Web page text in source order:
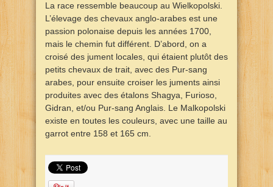
La race ressemble beaucoup au Wielkopolski.
L’élevage des chevaux anglo-arabes est une
passion polonaise depuis les années 1700,
mais le chemin fut différent. D’abord, on a
croisé des jument locales, qui étaient plutôt des
petits chevaux de trait, avec des Pur-sang
arabes, pour ensuite croiser les juments ainsi
produites avec des étalons Shagya, Furioso,
Gidran, et/ou Pur-sang Anglais. Le Malkopolski
existe en toutes les couleurs, avec une taille au
garrot entre 158 et 165 cm.